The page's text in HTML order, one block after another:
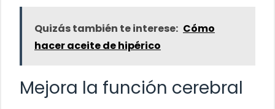
Quizás también te interese: Cómo
hacer aceite de hipérico
Mejora la función cerebral